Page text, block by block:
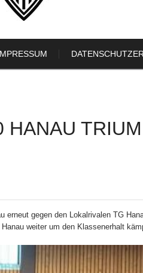
erneut gegen den Lokalrivalen TG
weiter um den Klassenerhalt